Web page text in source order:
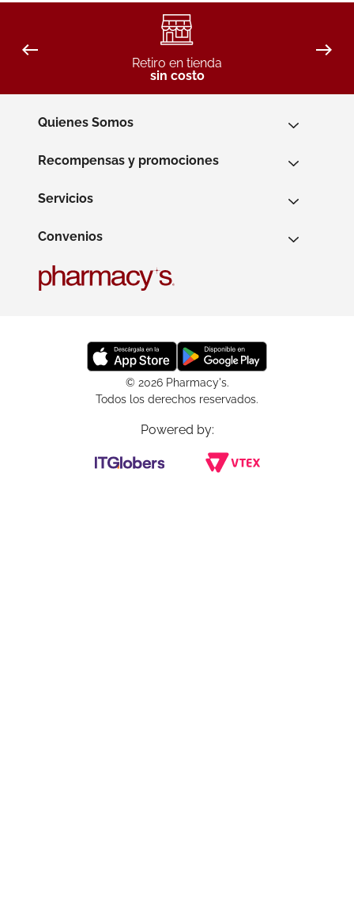
Retiro en tienda
sin costo
Quienes Somos
Recompensas y promociones
Servicios
Convenios
© 2026 Pharmacy's.
Todos los derechos reservados.
Powered by: